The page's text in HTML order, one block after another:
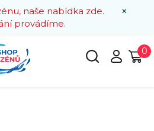
×
naše nabídka zde.
provádíme.
0